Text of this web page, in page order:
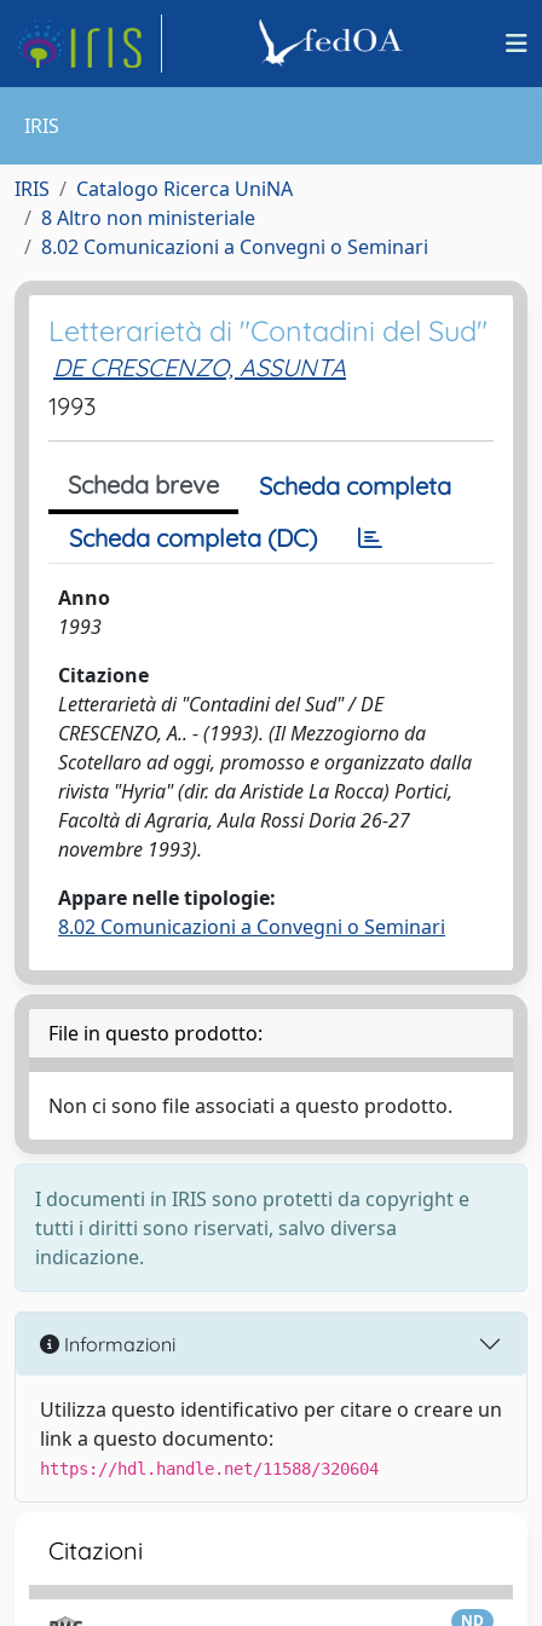
IRIS
IRIS
Catalogo Ricerca UniNA
8 Altro non ministeriale
8.02 Comunicazioni a Convegni o Seminari
Letterarietà di "Contadini del Sud"
DE CRESCENZO, ASSUNTA
1993
Scheda breve
Scheda completa
Scheda completa (DC)
Anno
1993
Citazione
Letterarietà di "Contadini del Sud" / DE
CRESCENZO, A.. - (1993). (Il Mezzogiorno da
Scotellaro ad oggi, promosso e organizzato dalla
rivista "Hyria" (dir. da Aristide La Rocca) Portici,
Facoltà di Agraria, Aula Rossi Doria 26-27
novembre 1993).
Appare nelle tipologie:
8.02 Comunicazioni a Convegni o Seminari
File in questo prodotto:
Non ci sono file associati a questo prodotto.
I documenti in IRIS sono protetti da copyright e
tutti i diritti sono riservati, salvo diversa
indicazione.
Informazioni
Utilizza questo identificativo per citare o creare un
link a questo documento:
https://hdl.handle.net/11588/320604
Citazioni
ND